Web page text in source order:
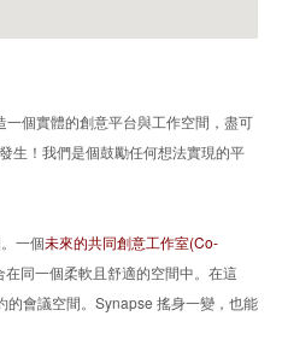
個實體的創意平台與工作空間，盡可
生！我們是個鼓勵任何想法實現的平
一個未來的共同創意工作室(Co-
同一個柔軟且舒適的空間中。在這
的會議空間。Synapse 搖身一變，也能